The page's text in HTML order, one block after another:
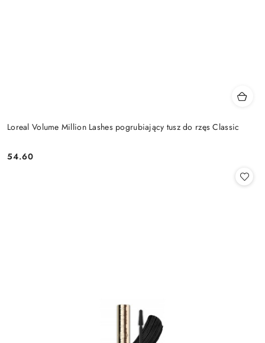
Loreal Volume Million Lashes pogrubiający tusz do rzęs Classic
Cena:
54.60